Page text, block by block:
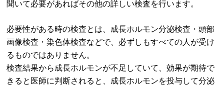
聞いて必要があればその他の詳しい検査を行います。
必要性がある時の検査とは、成長ホルモン分泌検査・頭部
画像検査・染色体検査などで、必ずしもすべての人が受け
るものではありません。
検査結果から成長ホルモンが不足していて、効果が期待で
きると医師に判断されると、成長ホルモンを投与して分泌